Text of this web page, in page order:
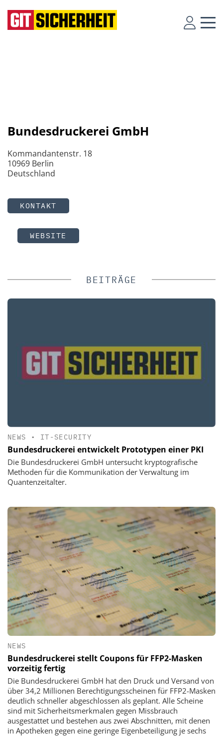
Bundesdruckerei GmbH
Kommandantenstr. 18
10969 Berlin
Deutschland
KONTAKT
WEBSITE
BEITRÄGE
NEWS • IT-SECURITY
Bundesdruckerei entwickelt Prototypen einer PKI
Die Bundesdruckerei GmbH untersucht kryptografische
Methoden für die Kommunikation der Verwaltung im
Quantenzeitalter.
NEWS
Bundesdruckerei stellt Coupons für FFP2-Masken
vorzeitig fertig
Die Bundesdruckerei GmbH hat den Druck und Versand von
über 34,2 Millionen Berechtigungsscheinen für FFP2-Masken
deutlich schneller abgeschlossen als geplant. Alle Scheine
sind mit Sicherheitsmerkmalen gegen Missbrauch
ausgestattet und bestehen aus zwei Abschnitten, mit denen
in Apotheken gegen eine geringe Eigenbeteiligung je sechs